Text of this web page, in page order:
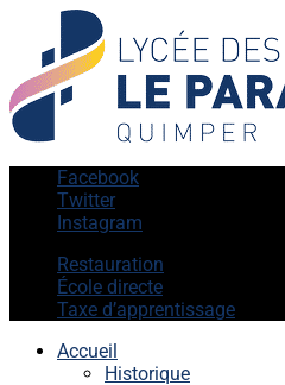
Facebook
Twitter
Instagram
Restauration
École directe
Taxe d’apprentissage
Accueil
Historique